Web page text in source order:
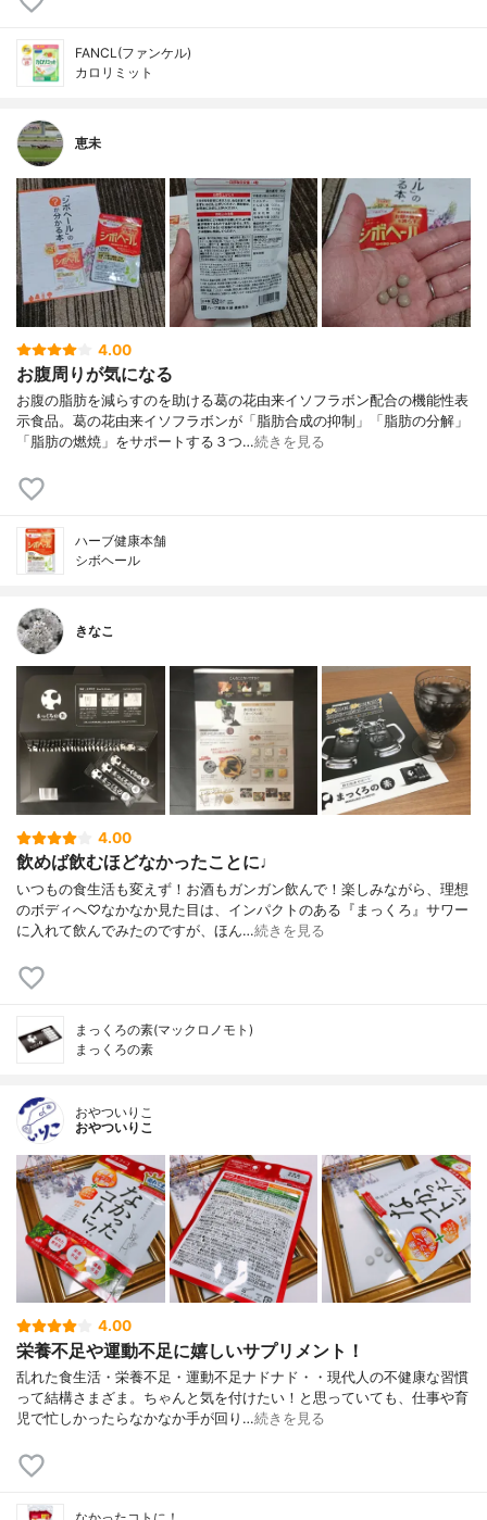
FANCL(ファンケル)
カロリミット
恵未
4.00
お腹周りが気になる
お腹の脂肪を減らすのを助ける葛の花由来イソフラボン配合の機能性表
示食品。葛の花由来イソフラボンが「脂肪合成の抑制」「脂肪の分解」
「脂肪の燃焼」をサポートする３つ…続きを見る
ハーブ健康本舗
シボヘール
きなこ
4.00
飲めば飲むほどなかったことに♩
いつもの食生活も変えず！お酒もガンガン飲んで！楽しみながら、理想
のボディへ♡なかなか見た目は、インパクトのある『まっくろ』サワー
に入れて飲んでみたのですが、ほん…続きを見る
まっくろの素(マックロノモト)
まっくろの素
おやついりこ
おやついりこ
4.00
栄養不足や運動不足に嬉しいサプリメント！
乱れた食生活・栄養不足・運動不足ナドナド・・現代人の不健康な習慣
って結構さまざま。ちゃんと気を付けたい！と思っていても、仕事や育
児で忙しかったらなかなか手が回り…続きを見る